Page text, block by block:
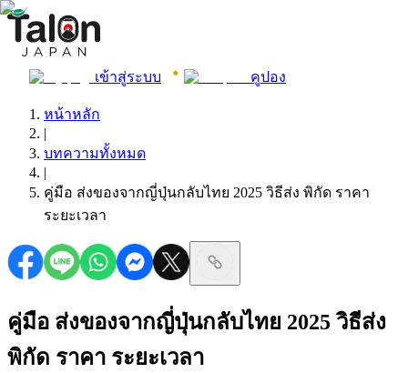
เข้าสู่ระบบ คูปอง
หน้าหลัก
|
บทความทั้งหมด
|
คู่มือ ส่งของจากญี่ปุ่นกลับไทย 2025 วิธีส่ง พิกัด ราคา
ระยะเวลา
คู่มือ ส่งของจากญี่ปุ่นกลับไทย 2025 วิธีส่ง
พิกัด ราคา ระยะเวลา